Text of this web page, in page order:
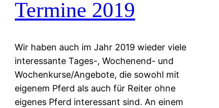
Termine 2019
Wir haben auch im Jahr 2019 wieder viele
interessante Tages-, Wochenend- und
Wochenkurse/Angebote, die sowohl mit
eigenem Pferd als auch für Reiter ohne
eigenes Pferd interessant sind. An einem